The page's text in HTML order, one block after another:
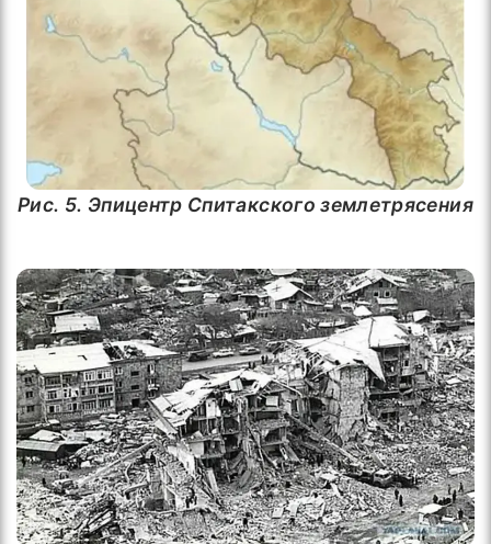
Рис. 5. Эпицентр Спитакского землетрясения